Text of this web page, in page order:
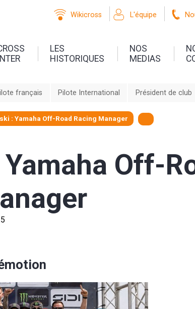
Wikicross L'équipe
LES
HISTORIQUES
NOS
MEDIAS
français Pilote International Président de club
: Yamaha Off-Road Racing Manager
Off-